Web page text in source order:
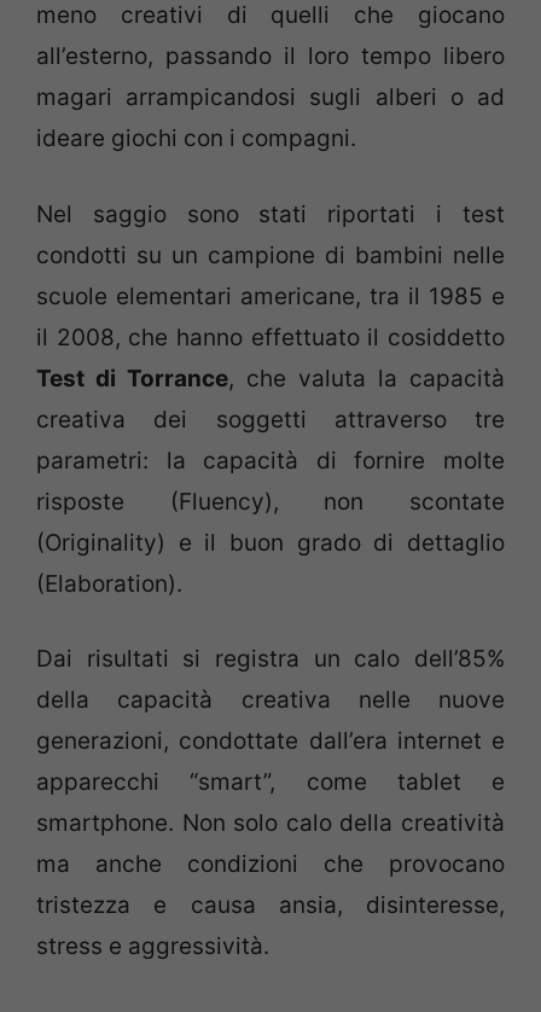
meno creativi di quelli che giocano
all’esterno, passando il loro tempo libero
magari arrampicandosi sugli alberi o ad
ideare giochi con i compagni.
Nel saggio sono stati riportati i test
condotti su un campione di bambini nelle
scuole elementari americane, tra il 1985 e
il 2008, che hanno effettuato il cosiddetto
Test di Torrance, che valuta la capacità
creativa dei soggetti attraverso tre
parametri: la capacità di fornire molte
risposte (Fluency), non scontate
(Originality) e il buon grado di dettaglio
(Elaboration).
Dai risultati si registra un calo dell’85%
della capacità creativa nelle nuove
generazioni, condottate dall’era internet e
apparecchi “smart”, come tablet e
smartphone. Non solo calo della creatività
ma anche condizioni che provocano
tristezza e causa ansia, disinteresse,
stress e aggressività.